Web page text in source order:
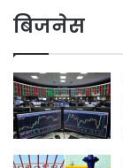
बिजनेस